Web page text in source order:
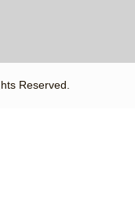
Reserved.